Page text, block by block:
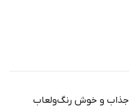
جذاب و خوش رنگ‌ولعاب